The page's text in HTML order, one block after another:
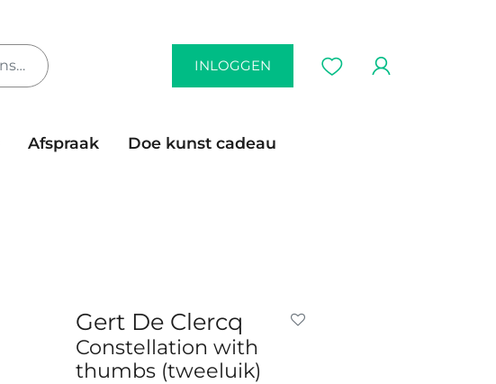
INLOGGEN
Afspraak
Doe kunst cadeau
Gert De Clercq
Constellation with
thumbs (tweeluik)